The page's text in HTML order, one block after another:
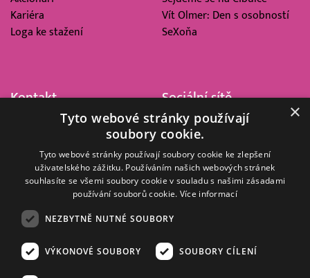
Kariéra
Loga ke stažení
Vít Olmer: Den s osobností
SeXoňa
Kontakt
Barrandov Televizní Studio,
Kříženeckého nám. 322
152 00 Praha 5
IČ 416 93 311
Sociální sítě
© 2008–2026 EMPRESA MEDIA, a.s. Všechna práva vyhrazena.
×
Tyto webové stránky používají
soubory cookie.
Tyto webové stránky používají soubory cookie ke zlepšení
uživatelského zážitku. Používáním našich webových stránek
souhlasíte se všemi soubory cookie v souladu s našimi zásadami
používání souborů cookie. Více informací
NEZBYTNĚ NUTNÉ SOUBORY
VÝKONOVÉ SOUBORY SOUBORY CÍLENÍ